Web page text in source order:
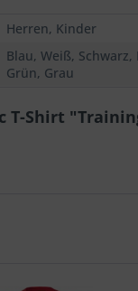
Herren, Kinder
Blau, Weiß, Schwarz,
Grün, Grau
T-Shirt